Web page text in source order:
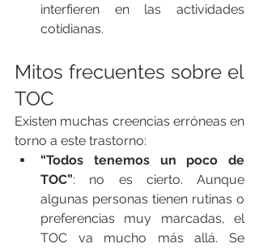
interfieren en las actividades
cotidianas.
Mitos frecuentes sobre el
TOC
Existen muchas creencias erróneas en
torno a este trastorno:
“Todos tenemos un poco de
TOC”: no es cierto. Aunque
algunas personas tienen rutinas o
preferencias muy marcadas, el
TOC va mucho más allá. Se